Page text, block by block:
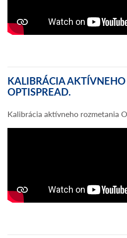
KALIBRÁCIA
OPTISPREAD.
Kalibrácia aktívneho rozmetania